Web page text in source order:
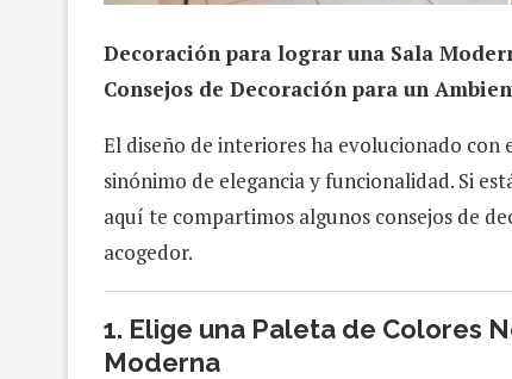
Decoración para lograr una Sala
Consejos de Decoración para un
El diseño de interiores ha evolucionado con
sinónimo de elegancia y funcionalidad. Si
aquí te compartimos algunos consejos de
acogedor.
1. Elige una Paleta de Colores
Moderna